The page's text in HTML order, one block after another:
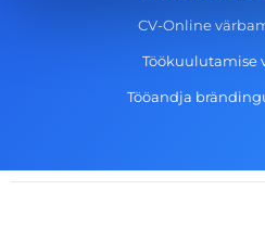
CV-Online
Töökuulutamise
Tööandja